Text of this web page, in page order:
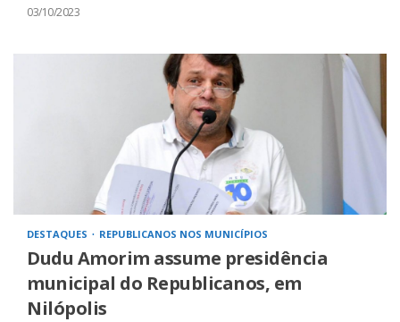
03/10/2023
DESTAQUES REPUBLICANOS NOS MUNICÍPIOS
Dudu Amorim assume presidência
municipal do Republicanos, em
Nilópolis